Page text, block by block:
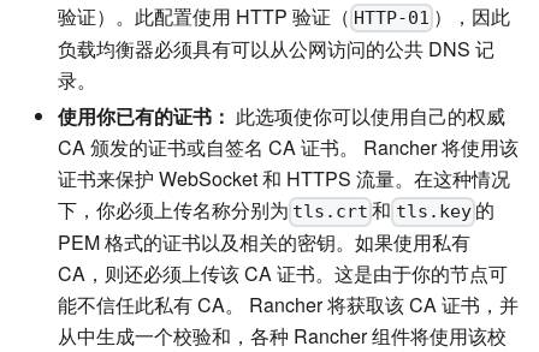
验证）。此配置使用 HTTP 验证（ HTTP-01 ），因此
负载均衡器必须具有可以从公网访问的公共 DNS 记
录。
使用你已有的证书： 此选项使你可以使用自己的权威
CA 颁发的证书或自签名 CA 证书。 Rancher 将使用该
证书来保护 WebSocket 和 HTTPS 流量。在这种情况
下，你必须上传名称分别为 tls.crt 和 tls.key的
PEM 格式的证书以及相关的密钥。如果使用私有
CA，则还必须上传该 CA 证书。这是由于你的节点可
能不信任此私有 CA。 Rancher 将获取该 CA 证书，并
从中生成一个校验和，各种 Rancher 组件将使用该校